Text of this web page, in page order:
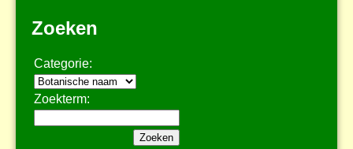
Zoeken
Categorie:
Zoekterm: